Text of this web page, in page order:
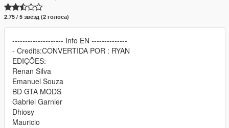
2.75 / 5 звёзд (2 голоса)
-------------------- Info EN --------------
- Credits:CONVERTIDA POR : RYAN
EDIÇÕES:
Renan Silva
Emanuel Souza
BD GTA MODS
Gabriel Garnier
Dhiosy
Mauricio